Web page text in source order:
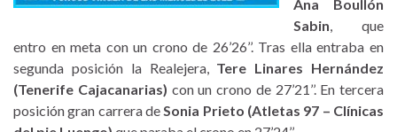
Ana Boullón
Sabin, que
entro en meta con un crono de 26’26’’. Tras ella entraba en
segunda posición la Realejera, Tere Linares Hernández
(Tenerife Cajacanarias) con un crono de 27’21’’. En tercera
posición gran carrera deSonia Prieto (Atletas 97 – Clínicas